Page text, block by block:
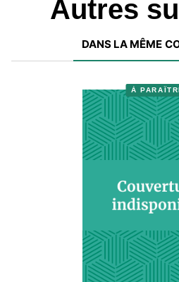
Autres
DANS LA MÊME
À